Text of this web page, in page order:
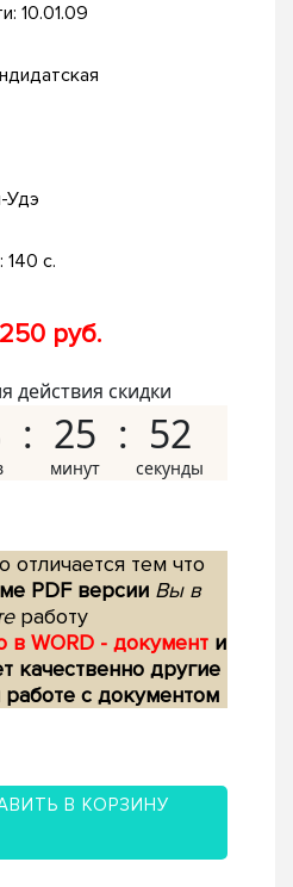
10.01.09
Удэ
140 с.
250 руб.
действия скидки
25 51
тем что
PDF версии Вы в
работу
в WORD - документ и
качественно другие
с документом
В КОРЗИНУ